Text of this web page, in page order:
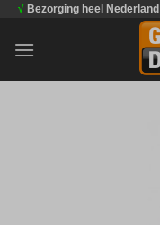
inhoud
√ Bezorging heel Nederland